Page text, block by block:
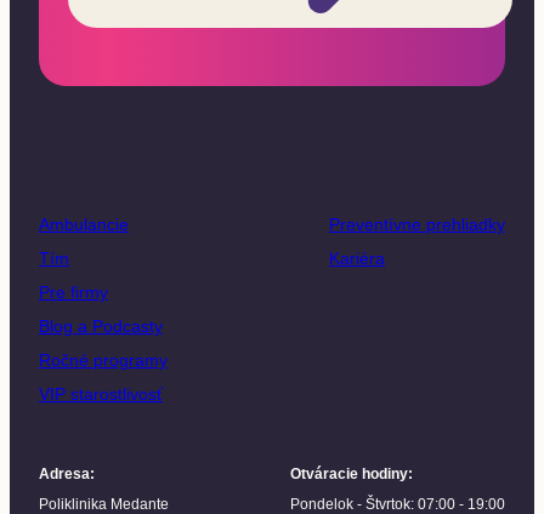
Ambulancie
Tím
Pre firmy
Blog a Podcasty
Ročné programy
VIP starostlivosť
Preventívne prehliadky
Kariéra
Adresa:
Poliklinika Medante
Otváracie hodiny:
Pondelok - Štvrtok: 07:00 - 19:00